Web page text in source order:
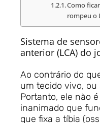
Como
rompeu o
Sistema de
anterior (LCA) do
Ao contrário do
um tecido vivo, ou
Portanto, ele não
inanimado que
que fixa a tíbia